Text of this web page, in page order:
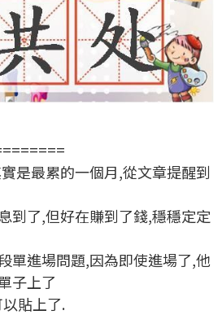
是最累的一個月,從文章提醒到
到了,但好在賺到了錢,穩穩定定
單進場問題,因為即使進場了,他
子上了
貼上了.